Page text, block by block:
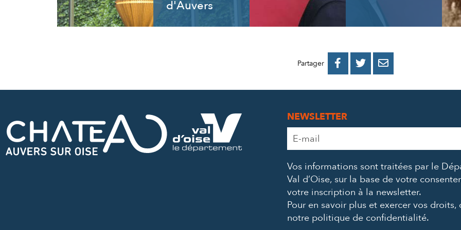
d'Auvers
Partager 
PARTAGER
PARTAGER
PARTAGER
NEWSLETTER
Adresse
e-
*
Vos informations sont traitées par le
Val d’Oise, sur la base de votre
votre inscription à la newsletter.
Pour en savoir plus et exercer vos droits,
notre politique de confidentialité.